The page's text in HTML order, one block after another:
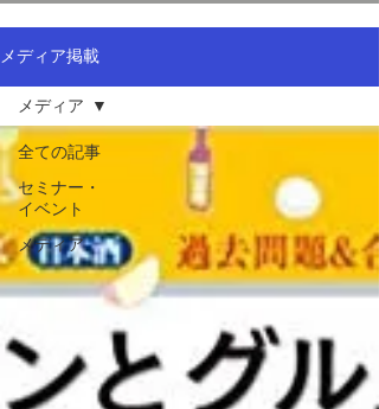
メディア掲載
全ての記事
セミナー・
イベント
メディア
メディア